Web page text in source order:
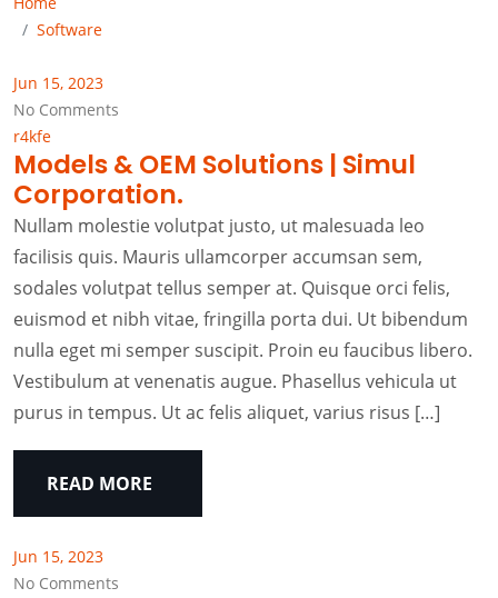
Software
Jun 15, 2023
No Comments
r4kfe
Models & OEM Solutions | Simul
Corporation.
Nullam molestie volutpat justo, ut malesuada leo
facilisis quis. Mauris ullamcorper accumsan sem,
sodales volutpat tellus semper at. Quisque orci felis,
euismod et nibh vitae, fringilla porta dui. Ut bibendum
nulla eget mi semper suscipit. Proin eu faucibus libero.
Vestibulum at venenatis augue. Phasellus vehicula ut
purus in tempus. Ut ac felis aliquet, varius risus […]
READ MORE
Jun 15, 2023
No Comments